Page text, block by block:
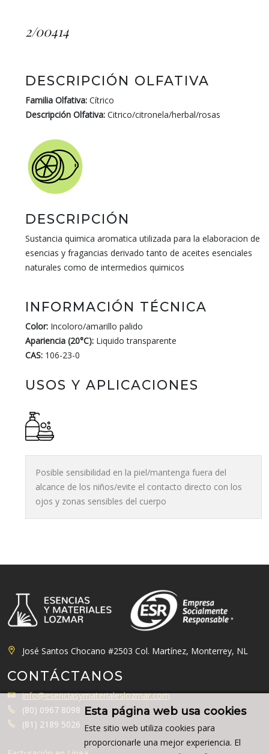
Esta página web usa cookies
Este sitio web utiliza cookies para
proporcionarle una mejor experiencia. El
2/00414
DESCRIPCIÓN OLFATIVA
Familia Olfativa: Cítrico
Descripción Olfativa: Citrico/citronela/herbal/rosas
DESCRIPCIÓN
Sustancia quimica aromatica utilizada para la elaboracion de
esencias y fragancias derivado tanto de aceites esenciales
naturales como de intermedios quimicos
INFORMACIÓN TÉCNICA
Color: Incoloro/amarillo palido
Apariencia (20°C): Liquido transparente
CAS: 106-23-0
USOS Y APLICACIONES
Posible sensibilidad en la piel/mantenga fuera del
alcance de los niños/evite el contacto directo con los
ojos y zonas sensibles del cuerpo
José Santos Chocano #2503 Col. Martínez, Monterrey, NL
CONTÁCTANOS
info@esenciasymaterialeslozmar.com
(80) 0967 8098
(81) 2189 5026